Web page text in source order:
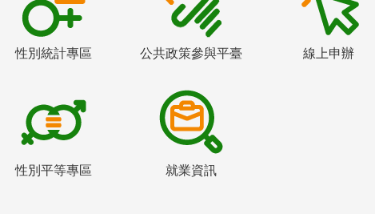
性別統計專區 公共政策參與平臺 線上申辦
性別平等專區 就業資訊